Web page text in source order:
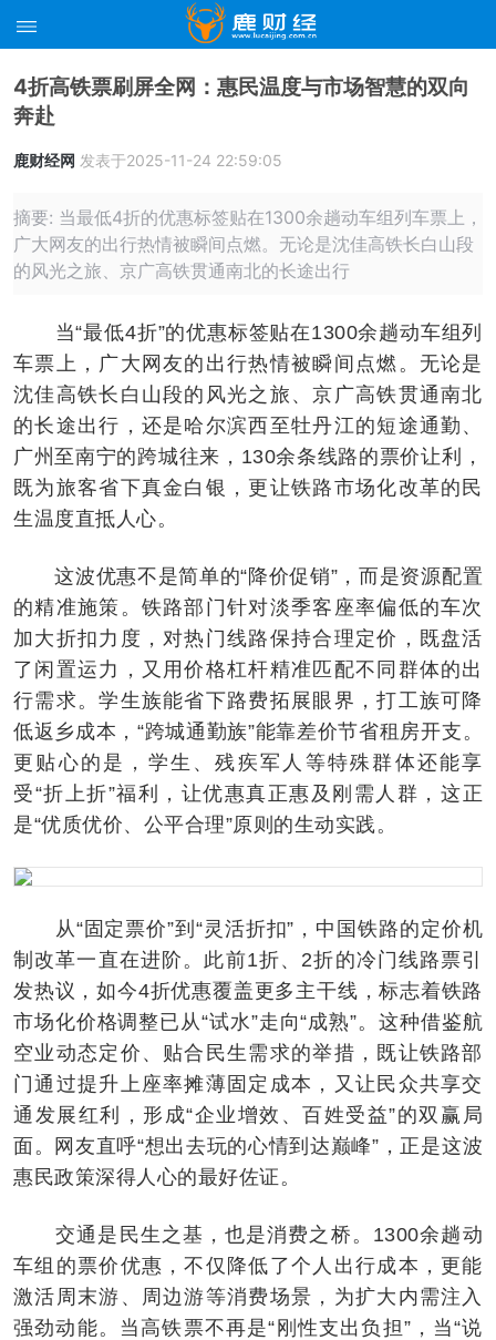
4折高铁票刷屏全网：惠民温度与市场智慧的双向
奔赴
鹿财经网 发表于2025-11-24 22:59:05
摘要: 当最低4折的优惠标签贴在1300余趟动车组列车票上，
广大网友的出行热情被瞬间点燃。无论是沈佳高铁长白山段
的风光之旅、京广高铁贯通南北的长途出行
当“最低4折”的优惠标签贴在1300余趟动车组列
车票上，广大网友的出行热情被瞬间点燃。无论是
沈佳高铁长白山段的风光之旅、京广高铁贯通南北
的长途出行，还是哈尔滨西至牡丹江的短途通勤、
广州至南宁的跨城往来，130余条线路的票价让利，
既为旅客省下真金白银，更让铁路市场化改革的民
生温度直抵人心。
这波优惠不是简单的“降价促销”，而是资源配置
的精准施策。铁路部门针对淡季客座率偏低的车次
加大折扣力度，对热门线路保持合理定价，既盘活
了闲置运力，又用价格杠杆精准匹配不同群体的出
行需求。学生族能省下路费拓展眼界，打工族可降
低返乡成本，“跨城通勤族”能靠差价节省租房开支。
更贴心的是，学生、残疾军人等特殊群体还能享
受“折上折”福利，让优惠真正惠及刚需人群，这正
是“优质优价、公平合理”原则的生动实践。
从“固定票价”到“灵活折扣”，中国铁路的定价机
制改革一直在进阶。此前1折、2折的冷门线路票引
发热议，如今4折优惠覆盖更多主干线，标志着铁路
市场化价格调整已从“试水”走向“成熟”。这种借鉴航
空业动态定价、贴合民生需求的举措，既让铁路部
门通过提升上座率摊薄固定成本，又让民众共享交
通发展红利，形成“企业增效、百姓受益”的双赢局
面。网友直呼“想出去玩的心情到达巅峰”，正是这波
惠民政策深得人心的最好佐证。
交通是民生之基，也是消费之桥。1300余趟动
车组的票价优惠，不仅降低了个人出行成本，更能
激活周末游、周边游等消费场景，为扩大内需注入
强劲动能。当高铁票不再是“刚性支出负担”，当“说